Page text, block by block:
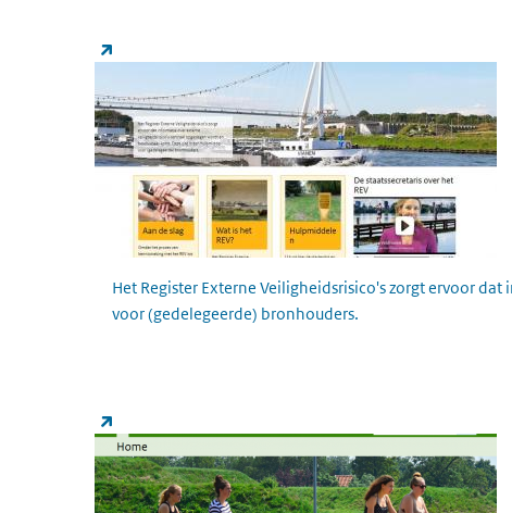
Register Externe Veiligheid
(externe link)
Het Register Externe Veiligheidsrisico's zorgt ervoor
voor (gedelegeerde) bronhouders.
Gezonde Leefomgeving
(externe link)